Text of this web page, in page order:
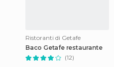
Ristoranti di Getafe
Baco Getafe restaurante
(12)